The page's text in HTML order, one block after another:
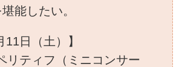
能したい。
11日（土）】
リティフ（ミニコンサー